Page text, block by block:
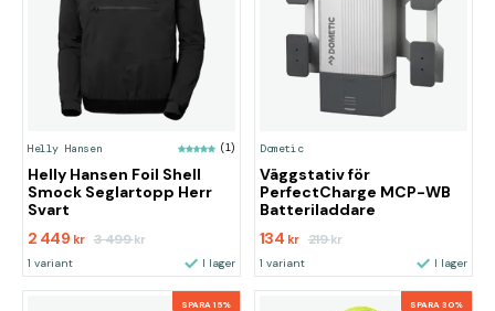
Helly Hansen (1)
Helly Hansen Foil Shell
Smock Seglartopp Herr
Svart
2 449 kr 3 499kr
1 variant I lager
Dometic
Väggstativ för
PerfectCharge MCP-WB
Batteriladdare
134 kr 219kr
1 variant I lager
SPARA 15% SPARA 30%